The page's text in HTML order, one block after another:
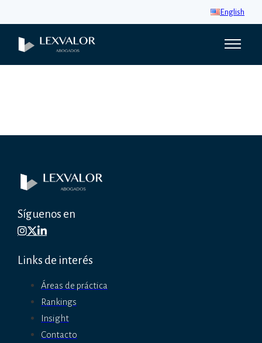
English
Síguenos en
Links de interés
Áreas de práctica
Rankings
Insight
Contacto